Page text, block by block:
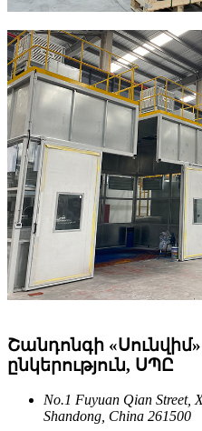
Շանդոնգի
ընկերություն, ՍՊԸ
No.1 Fuyuan Qian Street,
Shandong, China 261500